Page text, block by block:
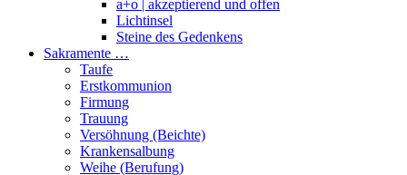
a+o | akzeptierend und offen
Lichtinsel
Steine des Gedenkens
Sakramente …
Taufe
Erstkommunion
Firmung
Trauung
Versöhnung (Beichte)
Krankensalbung
Weihe (Berufung)